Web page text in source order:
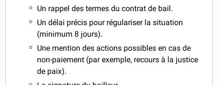
Un rappel des termes du contrat de bail.
Un délai précis pour régulariser la situation
(minimum 8 jours).
Une mention des actions possibles en cas de
non-paiement (par exemple, recours à la justice
de paix).